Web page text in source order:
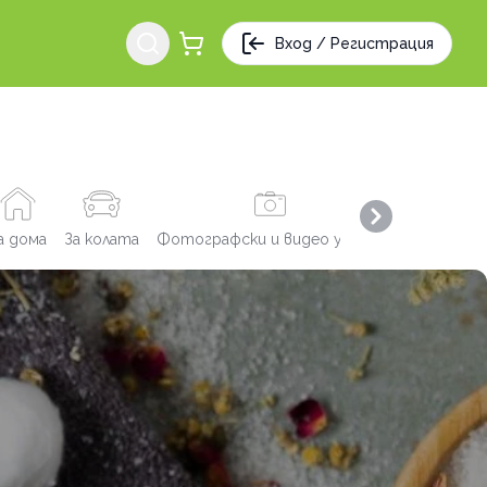
Вход / Регистрация
дома За колата Фотографски и видео услуги
Next slide